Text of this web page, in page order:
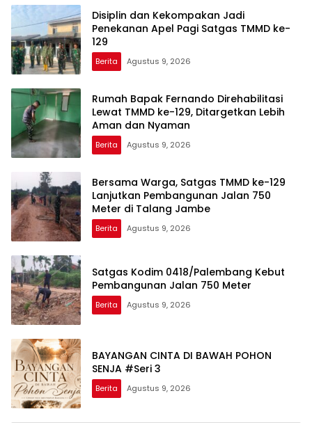
Disiplin dan Kekompakan Jadi
Penekanan Apel Pagi Satgas TMMD ke-
129
Berita Agustus 9, 2026
Rumah Bapak Fernando Direhabilitasi
Lewat TMMD ke-129, Ditargetkan Lebih
Aman dan Nyaman
Berita Agustus 9, 2026
Bersama Warga, Satgas TMMD ke-129
Lanjutkan Pembangunan Jalan 750
Meter di Talang Jambe
Berita Agustus 9, 2026
Satgas Kodim 0418/Palembang Kebut
Pembangunan Jalan 750 Meter
Berita Agustus 9, 2026
BAYANGAN CINTA DI BAWAH POHON
SENJA #Seri 3
Berita Agustus 9, 2026